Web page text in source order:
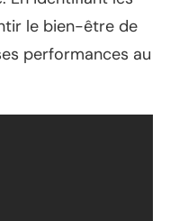
le bien-être de
performances au